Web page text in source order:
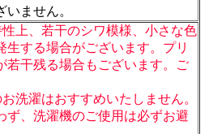
ません。
上、若干のシワ模様、小さな色
生する場合がございます。プリ
若干残る場合もございます。ご
洗濯はおすすめいたしません。
ず、洗濯機のご使用は必ずお避